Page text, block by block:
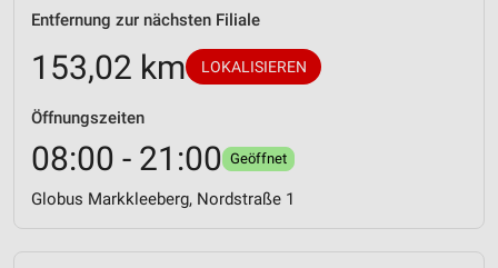
Entfernung zur nächsten Filiale
153,02 km LOKALISIEREN
Öffnungszeiten
08:00 - 21:00 Geöffnet
Globus Markkleeberg, Nordstraße 1